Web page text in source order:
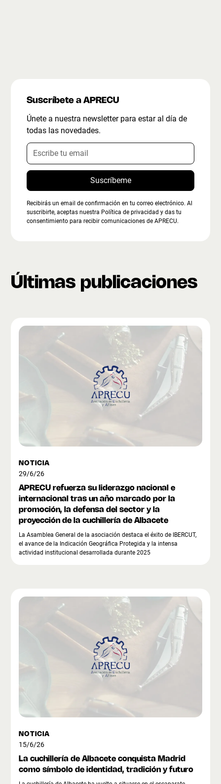
Suscríbete a APRECU
Únete a nuestra newsletter para estar al día de
todas las novedades.
Recibirás un email de confirmación en tu correo electrónico. Al
suscribirte, aceptas nuestra Política de privacidad y das tu
consentimiento para recibir comunicaciones de APRECU.
Últimas publicaciones
NOTICIA
29/6/26
APRECU refuerza su liderazgo nacional e
internacional tras un año marcado por la
promoción, la defensa del sector y la
proyección de la cuchillería de Albacete
La Asamblea General de la asociación destaca el éxito de IBERCUT,
el avance de la Indicación Geográfica Protegida y la intensa
actividad institucional desarrollada durante 2025
NOTICIA
15/6/26
La cuchillería de Albacete conquista Madrid
como símbolo de identidad, tradición y futuro